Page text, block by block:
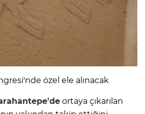
özel ele alınacak
ortaya çıkarılan